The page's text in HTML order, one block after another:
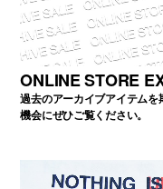
ONLINE STORE
過去のアーカイブアイテム
機会にぜひご覧ください。